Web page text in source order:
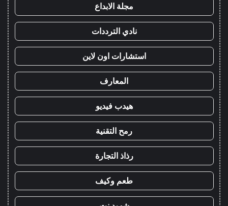
مجلة الابداع
نادي الترددات
استشارات اون لاين
المعارف
هيدب فيديو
رمح التقنية
رذاذ التجارة
طعم وكيف